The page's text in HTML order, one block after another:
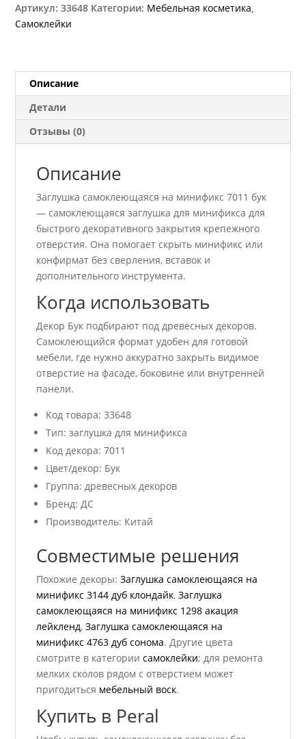
минификс
Артикул:33648 Категории: Мебельная косметика,
Самоклейки
Описание
Детали
Отзывы (0)
Описание
Заглушка самоклеющаяся на минификс 7011 бук
— самоклеющаяся заглушка для минификса для
быстрого декоративного закрытия крепежного
отверстия. Она помогает скрыть минификс или
конфирмат без сверления, вставок и
дополнительного инструмента.
Когда использовать
Декор Бук подбирают под древесных декоров.
Самоклеющийся формат удобен для готовой
мебели, где нужно аккуратно закрыть видимое
отверстие на фасаде, боковине или внутренней
панели.
Код товара: 33648
Тип: заглушка для минификса
Код декора: 7011
Цвет/декор: Бук
Группа: древесных декоров
Бренд: ДС
Производитель: Китай
Совместимые решения
Похожие декоры:Заглушка самоклеющаяся на
минификс 3144 дуб клондайк,Заглушка
самоклеющаяся на минификс 1298 акация
лейкленд,Заглушка самоклеющаяся на
минификс 4763 дуб сонома. Другие цвета
смотрите в категориисамоклейки; для ремонта
мелких сколов рядом с отверстием может
пригодиться мебельный воск.
Купить в Peral